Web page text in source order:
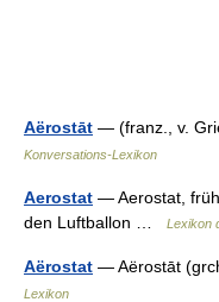
Aërostāt — (franz., v.
Konversations-Lexikon
Aerostat — Aerostat,
den Luftballon …
Lexikon
Aërostat — Aërostāt
Lexikon